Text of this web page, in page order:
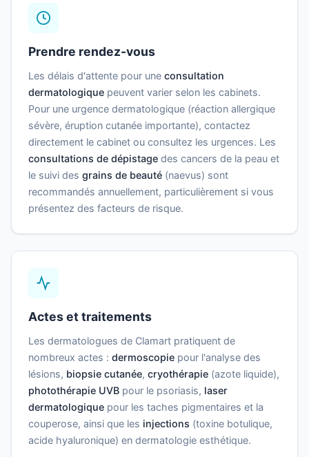
Prendre rendez-vous
Les délais d'attente pour une consultation
dermatologique peuvent varier selon les cabinets.
Pour une urgence dermatologique (réaction allergique
sévère, éruption cutanée importante), contactez
directement le cabinet ou consultez les urgences. Les
consultations de dépistage des cancers de la peau et
le suivi des grains de beauté (naevus) sont
recommandés annuellement, particulièrement si vous
présentez des facteurs de risque.
Actes et traitements
Les dermatologues de Clamart pratiquent de
nombreux actes : dermoscopie pour l'analyse des
lésions, biopsie cutanée, cryothérapie (azote liquide),
photothérapie UVB pour le psoriasis, laser
dermatologique pour les taches pigmentaires et la
couperose, ainsi que les injections (toxine botulique,
acide hyaluronique) en dermatologie esthétique.